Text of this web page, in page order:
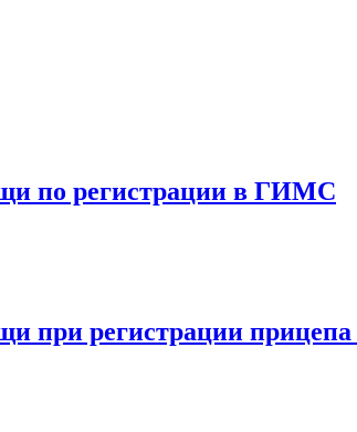
по регистрации в ГИМС
при регистрации